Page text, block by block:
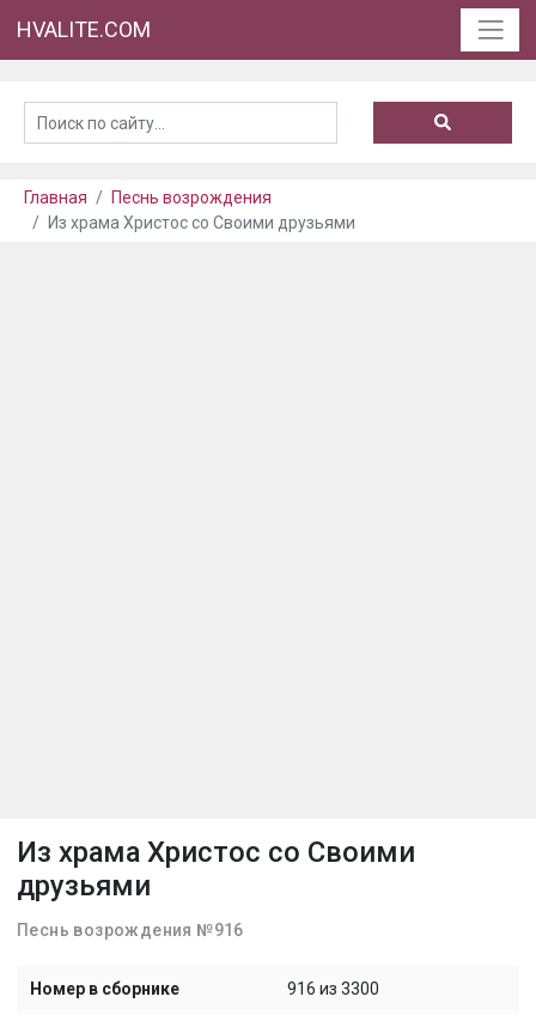
HVALITE.COM
Главная
Песнь возрождения
Из храма Христос со Своими друзьями
Из храма Христос со Своими
друзьями
Песнь возрождения №916
Номер в сборнике 916 из 3300